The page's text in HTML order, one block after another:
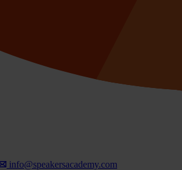
info@speakersacademy.com